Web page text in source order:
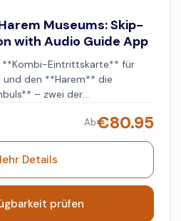
Museums: Skip-
with Audio Guide App
**Kombi-Eintrittskarte** für
den **Harem** die
– zwei der
Sie kunstvoll gestaltete
Ornamenten, vergoldeten
Wandmalereien, die einen
jener Zeit bieten. Mit dem
erfahren Sie unterwegs
des Palasts, das Leben im
die hier einst lebten.
Ab€80.95
Details
prüfen